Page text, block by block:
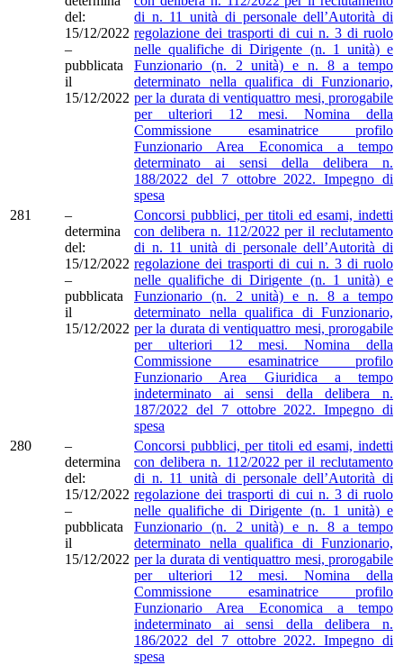
del:
15/12/2022
–
pubblicata
il
15/12/2022
di n. 11 unità di personale dell’Autorità di
regolazione dei trasporti di cui n. 3 di ruolo
nelle qualifiche di Dirigente (n. 1 unità) e
Funzionario (n. 2 unità) e n. 8 a tempo
determinato nella qualifica di Funzionario,
per la durata di ventiquattro mesi, prorogabile
per ulteriori 12 mesi. Nomina della
Commissione esaminatrice profilo
Funzionario Area Economica a tempo
determinato ai sensi della delibera n.
188/2022 del 7 ottobre 2022. Impegno di
spesa
281
–
determina
del:
15/12/2022
–
pubblicata
il
15/12/2022
Concorsi pubblici, per titoli ed esami, indetti
con delibera n. 112/2022 per il reclutamento
di n. 11 unità di personale dell’Autorità di
regolazione dei trasporti di cui n. 3 di ruolo
nelle qualifiche di Dirigente (n. 1 unità) e
Funzionario (n. 2 unità) e n. 8 a tempo
determinato nella qualifica di Funzionario,
per la durata di ventiquattro mesi, prorogabile
per ulteriori 12 mesi. Nomina della
Commissione esaminatrice profilo
Funzionario Area Giuridica a tempo
indeterminato ai sensi della delibera n.
187/2022 del 7 ottobre 2022. Impegno di
spesa
280
–
determina
del:
15/12/2022
–
pubblicata
il
15/12/2022
Concorsi pubblici, per titoli ed esami, indetti
con delibera n. 112/2022 per il reclutamento
di n. 11 unità di personale dell’Autorità di
regolazione dei trasporti di cui n. 3 di ruolo
nelle qualifiche di Dirigente (n. 1 unità) e
Funzionario (n. 2 unità) e n. 8 a tempo
determinato nella qualifica di Funzionario,
per la durata di ventiquattro mesi, prorogabile
per ulteriori 12 mesi. Nomina della
Commissione esaminatrice profilo
Funzionario Area Economica a tempo
indeterminato ai sensi della delibera n.
186/2022 del 7 ottobre 2022. Impegno di
spesa